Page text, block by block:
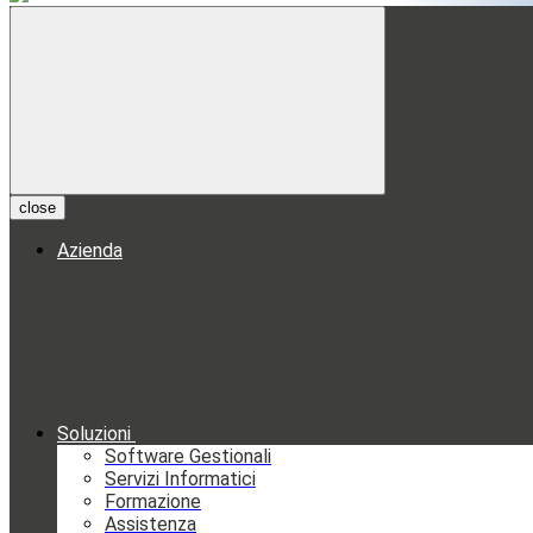
close
Azienda
Soluzioni
Software Gestionali
Servizi Informatici
Formazione
Assistenza